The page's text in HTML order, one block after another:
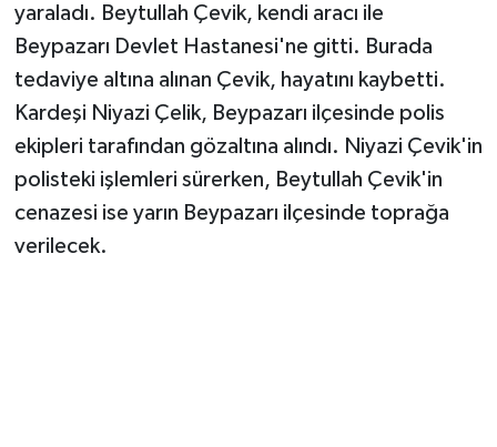
yaraladı. Beytullah Çevik, kendi aracı ile
Beypazarı Devlet Hastanesi'ne gitti. Burada
tedaviye altına alınan Çevik, hayatını kaybetti.
Kardeşi Niyazi Çelik, Beypazarı ilçesinde polis
ekipleri tarafından gözaltına alındı. Niyazi Çevik'in
polisteki işlemleri sürerken, Beytullah Çevik'in
cenazesi ise yarın Beypazarı ilçesinde toprağa
verilecek.